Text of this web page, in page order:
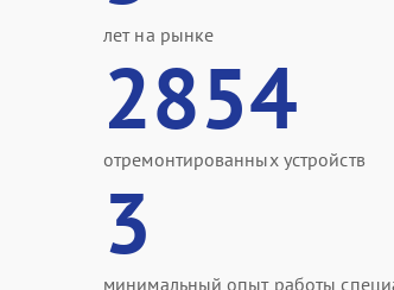
лет на рынке
2854
отремонтированных устройств
3
минимальный опыт работы